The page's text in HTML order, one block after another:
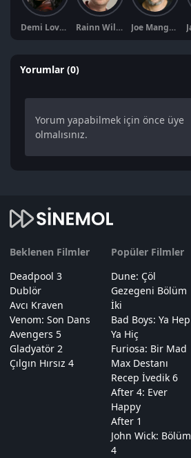
Demi Lovato Rainn Wilson Joe Manganiello
Yorumlar (0)
Yorum yapabilmek için önce üye
olmalısınız.
Beklenen Filmler
Deadpool 3
Dublör
Avcı Kraven
Venom: Son Dans
Avengers 5
Gladyatör 2
Çılgın Hırsız 4
Popüler Filmler
Dune: Çöl
Gezegeni Bölüm
İki
Bad Boys: Ya Hep
Ya Hiç
Furiosa: Bir Mad
Max Destanı
Recep İvedik 6
After 4: Ever
Happy
After 1
John Wick: Bölüm
4